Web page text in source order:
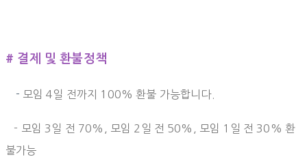
# 결제 및 환불정책
- 모임 4일 전까지 100% 환불 가능합니다.
- 모임 3일 전 70%, 모임 2일 전 50%, 모임 1일 전 30% 환
불가능